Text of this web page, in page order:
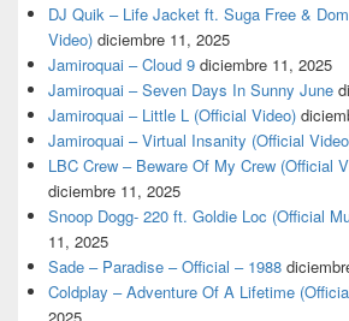
DJ Quik – Life Jacket ft. Suga Free &
Video) diciembre 11, 2025
Jamiroquai – Cloud 9 diciembre 11, 2025
Jamiroquai – Seven Days In Sunny June
Jamiroquai – Little L (Official Video)
Jamiroquai – Virtual Insanity (Official
LBC Crew – Beware Of My Crew (Official
diciembre 11, 2025
Snoop Dogg- 220 ft. Goldie Loc (Official
11, 2025
Sade – Paradise – Official – 1988
Coldplay – Adventure Of A Lifetime